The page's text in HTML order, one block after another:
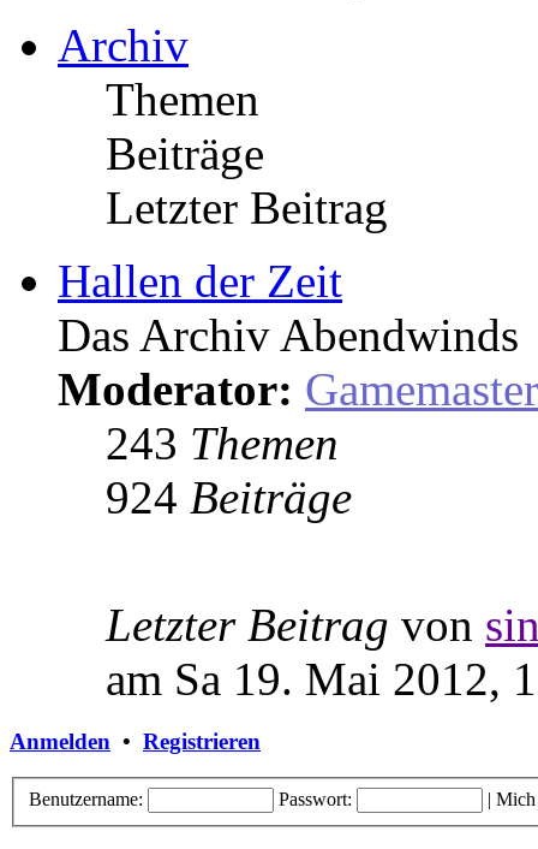
Archiv
Themen
Beiträge
Letzter Beitrag
Hallen der Zeit
Das Archiv Abendwinds
Moderator: Gamemaster
243 Themen
924 Beiträge
Letzter Beitrag von
am Sa 19. Mai 2012,
Anmelden • Registrieren
Benutzername: Passwort: | Mich